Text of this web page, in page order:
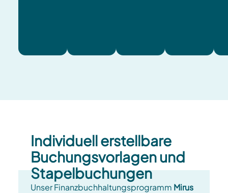
Individuell erstellbare
Buchungsvorlagen und
Stapelbuchungen
Unser Finanzbuchhaltungsprogramm Mirus